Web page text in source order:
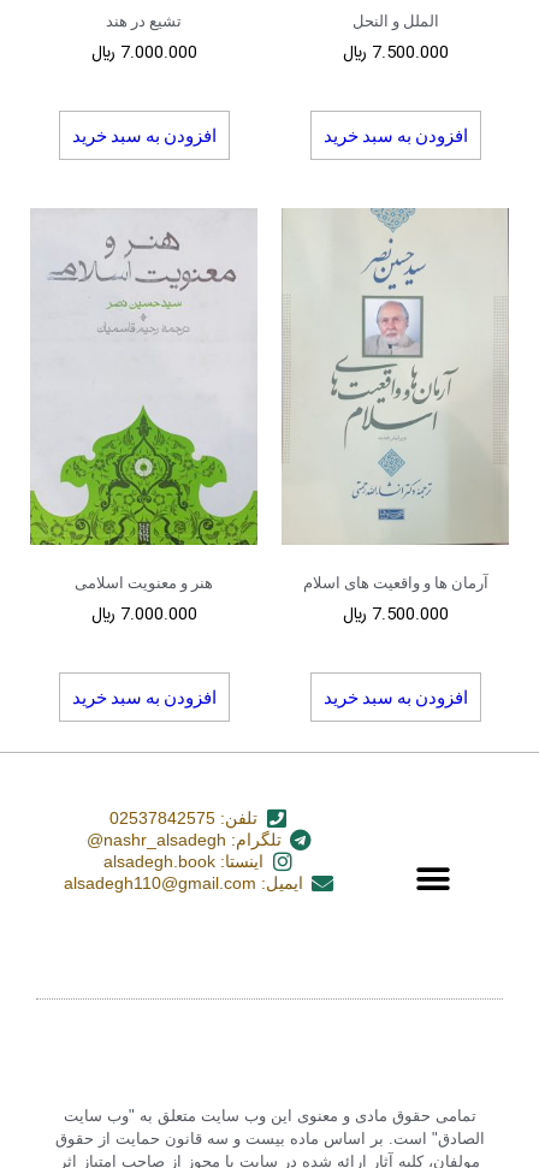
الملل و النحل
7.500.000 ﷼
افزودن به سبد خرید
تشیع در هند
7.000.000 ﷼
افزودن به سبد خرید
آرمان ها و واقعیت های اسلام
7.500.000 ﷼
افزودن به سبد خرید
هنر و معنویت اسلامی
7.000.000 ﷼
افزودن به سبد خرید
تلفن: 02537842575
تلگرام: nashr_alsadegh@
اینستا: alsadegh.book
ایمیل: alsadegh110@gmail.com
تمامی حقوق مادی و معنوی این وب سایت متعلق به "وب سایت
الصادق" است. بر اساس ماده بیست و سه قانون حمایت از حقوق
مولفان، کلیه آثار ارائه شده در سایت با مجوز از صاحب امتیاز اثر